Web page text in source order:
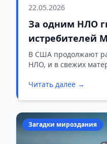
22.05.2026
За одним НЛО
истребителей
объект был
В США продолжают
НЛО, и в свежих
партиях документов,
Читать далее →
Загадки мироздания